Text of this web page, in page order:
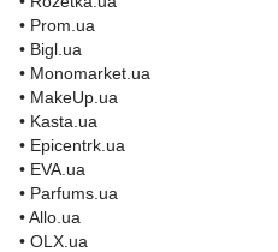
• Prom.ua
• Bigl.ua
• Monomarket.ua
• MakeUp.ua
• Kasta.ua
• Epicentrk.ua
• EVA.ua
• Parfums.ua
• Allo.ua
• OLX.ua